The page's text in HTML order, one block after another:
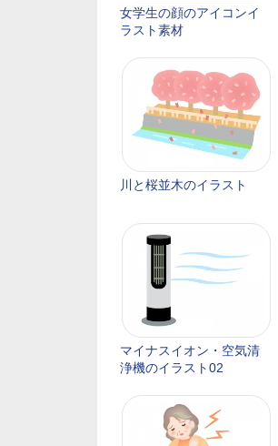
女学生の顔のアイコンイ
ラスト素材
川と桜並木のイラスト
マイナスイオン・空気清
浄機のイラスト02